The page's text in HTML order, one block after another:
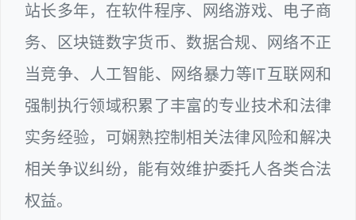
站长多年，在软件程序、网络游戏、电子商
务、区块链数字货币、数据合规、网络不正
当竞争、人工智能、网络暴力等IT互联网和
强制执行领域积累了丰富的专业技术和法律
实务经验，可娴熟控制相关法律风险和解决
相关争议纠纷，能有效维护委托人各类合法
权益。